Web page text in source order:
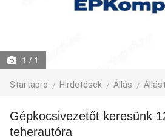
1 / 1
Startapro Hirdetések Állás
Gépkocsivezetőt keresünk 12 tonnás
teherautóra